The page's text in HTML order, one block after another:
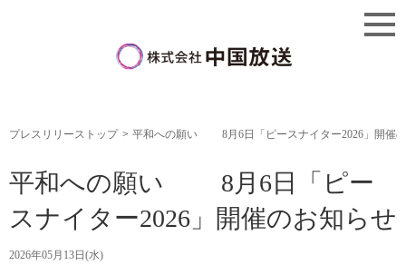
プレスリリーストップ 平和への願い 8月6日「ピースナイター2026」開催
平和への願い 8月6日「ピー
スナイター2026」開催のお知らせ
2026年05月13日(水)